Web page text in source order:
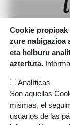
T.
Irudia
Cookie
zure nabigazioa
eta helburu
aztertuta.
Analíticas
Son aquellas
mismas, el
usuarios de las